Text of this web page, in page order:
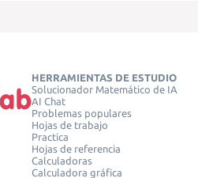
HERRAMIENTAS DE ESTUDIO
Solucionador Matemático de IA
AI Chat
Problemas populares
Hojas de trabajo
Practica
Hojas de referencia
Calculadoras
Calculadora gráfica